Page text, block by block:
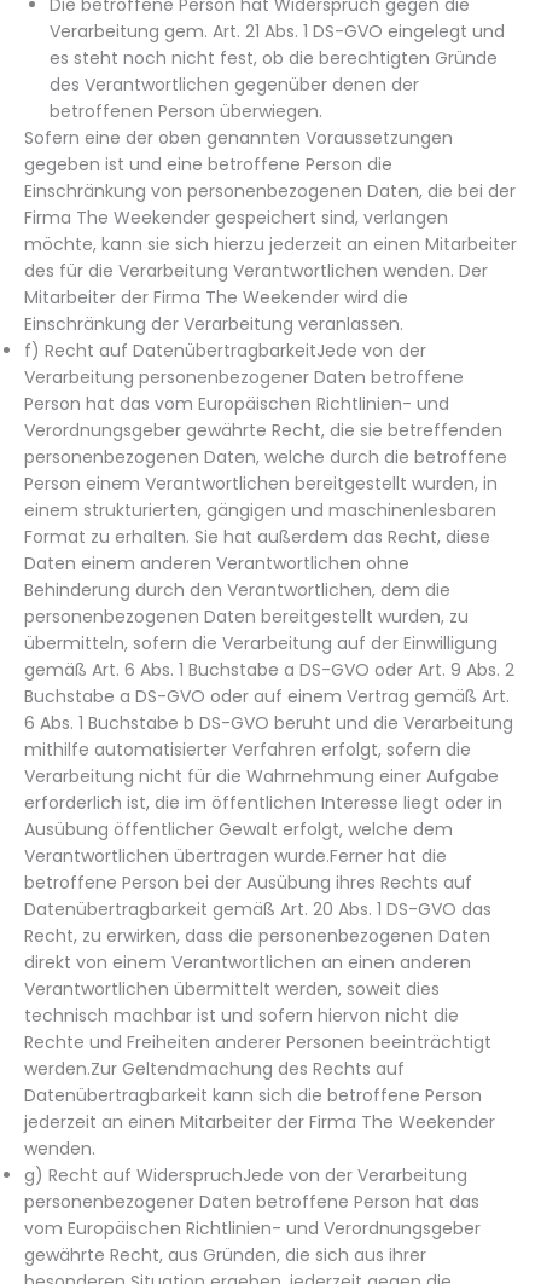
Verarbeitung gem. Art. 21 Abs. 1 DS-GVO eingelegt und
es steht noch nicht fest, ob die berechtigten Gründe
des Verantwortlichen gegenüber denen der
betroffenen Person überwiegen.
Sofern eine der oben genannten Voraussetzungen
gegeben ist und eine betroffene Person die
Einschränkung von personenbezogenen Daten, die bei der
Firma The Weekender gespeichert sind, verlangen
möchte, kann sie sich hierzu jederzeit an einen Mitarbeiter
des für die Verarbeitung Verantwortlichen wenden. Der
Mitarbeiter der Firma The Weekender wird die
Einschränkung der Verarbeitung veranlassen.
f) Recht auf DatenübertragbarkeitJede von der
Verarbeitung personenbezogener Daten betroffene
Person hat das vom Europäischen Richtlinien- und
Verordnungsgeber gewährte Recht, die sie betreffenden
personenbezogenen Daten, welche durch die betroffene
Person einem Verantwortlichen bereitgestellt wurden, in
einem strukturierten, gängigen und maschinenlesbaren
Format zu erhalten. Sie hat außerdem das Recht, diese
Daten einem anderen Verantwortlichen ohne
Behinderung durch den Verantwortlichen, dem die
personenbezogenen Daten bereitgestellt wurden, zu
übermitteln, sofern die Verarbeitung auf der Einwilligung
gemäß Art. 6 Abs. 1 Buchstabe a DS-GVO oder Art. 9 Abs. 2
Buchstabe a DS-GVO oder auf einem Vertrag gemäß Art.
6 Abs. 1 Buchstabe b DS-GVO beruht und die Verarbeitung
mithilfe automatisierter Verfahren erfolgt, sofern die
Verarbeitung nicht für die Wahrnehmung einer Aufgabe
erforderlich ist, die im öffentlichen Interesse liegt oder in
Ausübung öffentlicher Gewalt erfolgt, welche dem
Verantwortlichen übertragen wurde.Ferner hat die
betroffene Person bei der Ausübung ihres Rechts auf
Datenübertragbarkeit gemäß Art. 20 Abs. 1 DS-GVO das
Recht, zu erwirken, dass die personenbezogenen Daten
direkt von einem Verantwortlichen an einen anderen
Verantwortlichen übermittelt werden, soweit dies
technisch machbar ist und sofern hiervon nicht die
Rechte und Freiheiten anderer Personen beeinträchtigt
werden.Zur Geltendmachung des Rechts auf
Datenübertragbarkeit kann sich die betroffene Person
jederzeit an einen Mitarbeiter der Firma The Weekender
wenden.
g) Recht auf WiderspruchJede von der Verarbeitung
personenbezogener Daten betroffene Person hat das
vom Europäischen Richtlinien- und Verordnungsgeber
gewährte Recht, aus Gründen, die sich aus ihrer